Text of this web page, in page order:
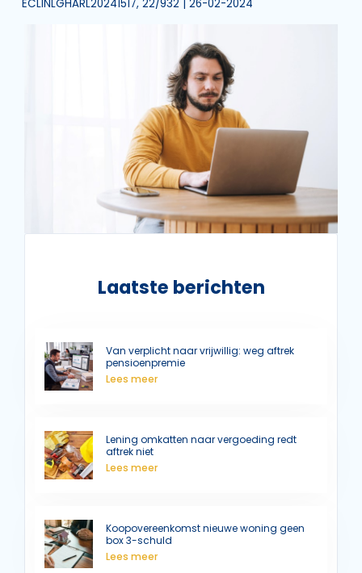
ECLINLGHARL20241517, 22/932 | 26-02-2024
Laatste berichten
Van verplicht naar vrijwillig: weg aftrek
pensioenpremie
Lees meer
Lening omkatten naar vergoeding redt
aftrek niet
Lees meer
Koopovereenkomst nieuwe woning geen
box 3-schuld
Lees meer